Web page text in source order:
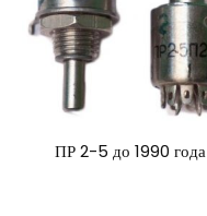
ПР 2-5 до 1990 года